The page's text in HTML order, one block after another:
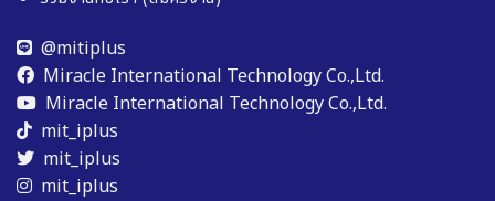
@mitiplus
Miracle International Technology Co.,Ltd.
Miracle International Technology Co.,Ltd.
mit_iplus
mit_iplus
mit_iplus